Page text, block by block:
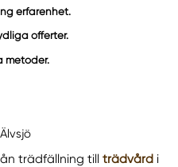
erfarenhet.
offerter.
metoder.
trädfällning tillträdvård i